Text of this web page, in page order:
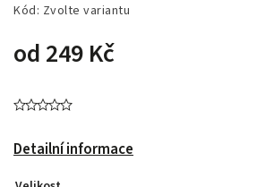
Kód: Zvolte variantu
od 249 Kč
Detailní informace